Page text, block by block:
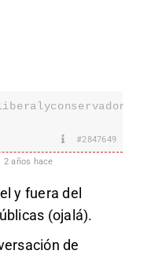
#2847649
2 años hace
y fuera del
(ojalá).
de